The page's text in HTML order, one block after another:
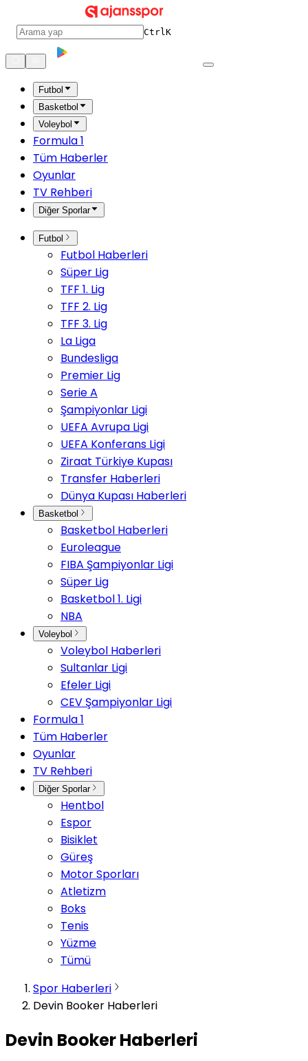
CtrlK
Futbol
Basketbol
Voleybol
Formula 1
Tüm Haberler
Oyunlar
TV Rehberi
Diğer Sporlar
Futbol
Futbol Haberleri
Süper Lig
TFF 1. Lig
TFF 2. Lig
TFF 3. Lig
La Liga
Bundesliga
Premier Lig
Serie A
Şampiyonlar Ligi
UEFA Avrupa Ligi
UEFA Konferans Ligi
Ziraat Türkiye Kupası
Transfer Haberleri
Dünya Kupası Haberleri
Basketbol
Basketbol Haberleri
Euroleague
FIBA Şampiyonlar Ligi
Süper Lig
Basketbol 1. Ligi
NBA
Voleybol
Voleybol Haberleri
Sultanlar Ligi
Efeler Ligi
CEV Şampiyonlar Ligi
Formula 1
Tüm Haberler
Oyunlar
TV Rehberi
Diğer Sporlar
Hentbol
Espor
Bisiklet
Güreş
Motor Sporları
Atletizm
Boks
Tenis
Yüzme
Tümü
Spor Haberleri
Devin Booker Haberleri
Devin Booker Haberleri